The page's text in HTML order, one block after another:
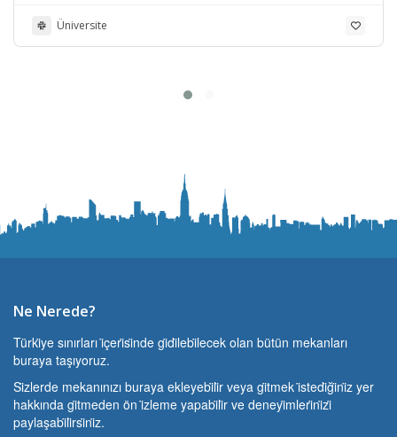
Üniversite
Ne Nerede?
Türki̇ye sınırları i̇çeri̇si̇nde gi̇di̇lebi̇lecek olan bütün mekanları
buraya taşıyoruz.
Si̇zlerde mekanınızı buraya ekleyebi̇li̇r veya gi̇tmek i̇stedi̇ği̇ni̇z yer
hakkında gi̇tmeden ön i̇zleme yapabi̇li̇r ve deneyi̇mleri̇ni̇zi̇
paylaşabi̇li̇rsi̇ni̇z.